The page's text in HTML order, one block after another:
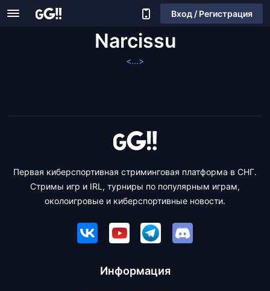
Вход / Регистрация
Narcissu
<...>
Первая киберспортивная стриминговая платформа в СНГ.
Стримы игр и IRL, турниры по популярным играм,
околоигровые и киберспортивные новости.
Информация